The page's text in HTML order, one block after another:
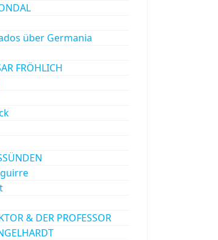
über Germania
FRÖHLICH
& DER PROFESSOR